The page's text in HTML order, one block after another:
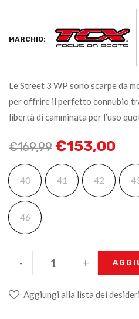
MARCHIO:
Le Street 3 WP sono scarpe da
per offrire il perfetto connubio
libertà di camminata per l’uso
€169,99 €153,00
40 41 42
46
+
-
Aggiungi alla lista dei desideri